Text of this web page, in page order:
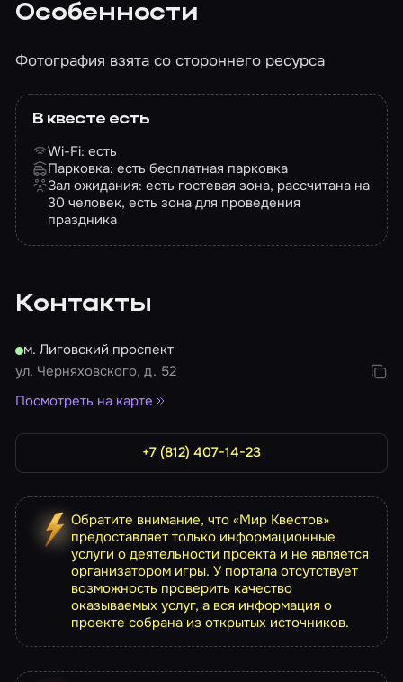
Особенности
Фотография взята со стороннего ресурса
В квесте есть
Wi-Fi: есть
Парковка: есть бесплатная парковка
Зал ожидания: есть гостевая зона, рассчитана на
30 человек, есть зона для проведения
праздника
Контакты
м. Лиговский проспект
ул. Черняховского, д. 52
Посмотреть на карте
+7 (812) 407-14-23
Обратите внимание, что «Мир Квестов»
предоставляет только информационные
услуги о деятельности проекта и не является
организатором игры. У портала отсутствует
возможность проверить качество
оказываемых услуг, а вся информация о
проекте собрана из открытых источников.